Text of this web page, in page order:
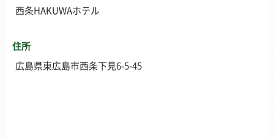
西条HAKUWAホテル
住所
広島県東広島市西条下見6-5-45